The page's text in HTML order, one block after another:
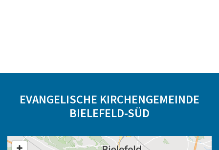
EVANGELISCHE KIRCHENGEMEINDE
BIELEFELD-SÜD